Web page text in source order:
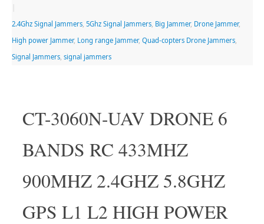
2.4Ghz Signal Jammers, 5Ghz Signal Jammers, Big Jammer, Drone Jammer,
High power Jammer, Long range Jammer, Quad-copters Drone Jammers,
Signal Jammers, signal jammers
CT-3060N-UAV DRONE 6
BANDS RC 433MHZ
900MHZ 2.4GHZ 5.8GHZ
GPS L1 L2 HIGH POWER